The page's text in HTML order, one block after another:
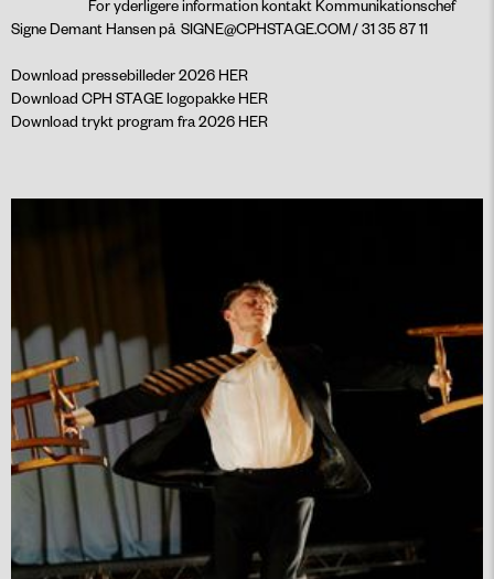
For yderligere information kontakt Kommunikationschef
Signe Demant Hansen på SIGNE@CPHSTAGE.COM/ 31 35 87 11
Download pressebilleder 2026 HER
Download CPH STAGE logopakke HER
Download trykt program fra 2026 HER